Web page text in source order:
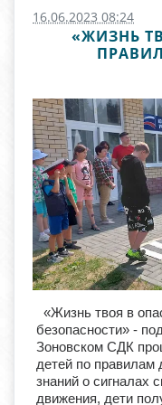
16.06.2023 08:24
«ЖИЗНЬ
«Жизнь твоя в
безопасности» -
Зоновском СДК
детей по правилам
знаний о сигналах
движения, дети